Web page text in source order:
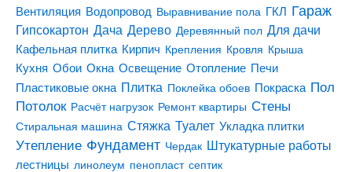
Вентиляция Водопровод Выравнивание пола ГКЛ Гараж
Гипсокартон Дача Дерево Деревянный пол Для дачи
Кафельная плитка Кирпич Крепления Кровля Крыша
Кухня Обои Окна Освещение Отопление Печи
Пластиковые окна Плитка Поклейка обоев Покраска Пол
Потолок Расчёт нагрузок Ремонт квартиры Стены
Стиральная машина Стяжка Туалет Укладка плитки
Утепление Фундамент Чердак Штукатурные работы
лестницы линолеум пенопласт септик